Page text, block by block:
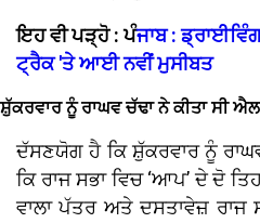
ਇਹ ਵੀ ਪੜ੍ਹੋ : ਪੰਜਾਬ :
ਟ੍ਰੈਕ 'ਤੇ ਆਈ ਨਵੀਂ ਮੁਸੀਬਤ
ਸ਼ੁੱਕਰਵਾਰ ਨੂੰ ਰਾਘਵ ਚੱਢਾ ਨੇ ਕੀਤਾ ਸੀ
ਦੱਸਣਯੋਗ ਹੈ ਕਿ ਸ਼ੁੱਕਰਵਾਰ ਨੂੰ ਰਾਘਵ
ਕਿ ਰਾਜ ਸਭਾ ਵਿਚ ‘ਆਪ’ ਦੇ ਦੋ
ਵਾਲਾ ਪੱਤਰ ਅਤੇ ਦਸਤਾਵੇਜ਼